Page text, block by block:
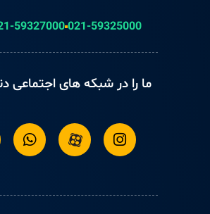
021-59325000
59327000
ما را در شبکه های اجتماعی